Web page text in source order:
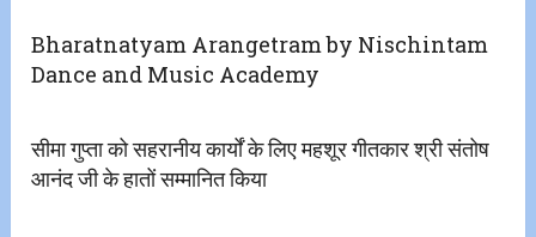
Bharatnatyam Arangetram by Nischintam
Dance and Music Academy
सीमा गुप्ता को सहरानीय कार्यों के लिए महशूर गीतकार श्री संतोष
आनंद जी के हातों सम्मानित किया